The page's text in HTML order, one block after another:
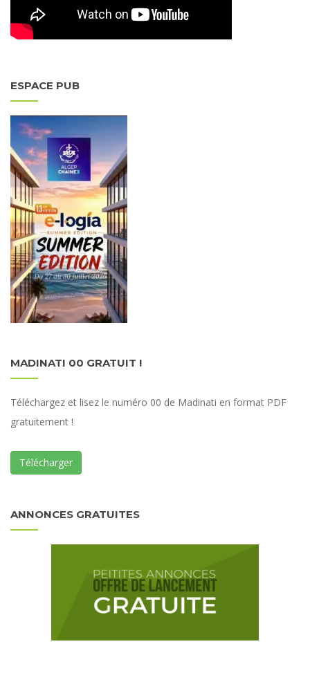
ESPACE PUB
MADINATI 00 GRATUIT !
Téléchargez et lisez le numéro 00 de Madinati en format PDF
gratuitement !
Télécharger
ANNONCES GRATUITES